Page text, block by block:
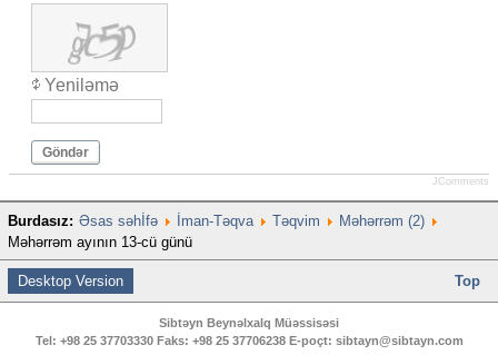
Yeniləmə
Göndər
JComments
Burdasız: Əsas səhİfə İman-Təqva Təqvim
Məhərrəm (2)
Məhərrəm ayının 13-cü günü
Desktop Version Top
Sibtəyn Beynəlxalq Müəssisəsi
Tel: +98 25 37703330 Faks: +98 25 37706238 E-poçt: sibtayn@sibtayn.com